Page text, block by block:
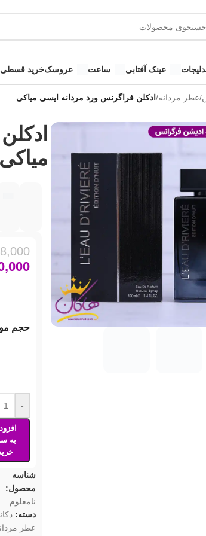
عینک آفتابی ساعت عروسکخرید قسطی
/عطر مردانه/ ادکلن فراگرنس ورد مردانه ایسی میاکی
تصویر
میاکی
حجم
-
به
شناسه
محصول:
نامعلوم
دسته:
عطر